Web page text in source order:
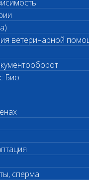
ветеринарной
Био
сперма